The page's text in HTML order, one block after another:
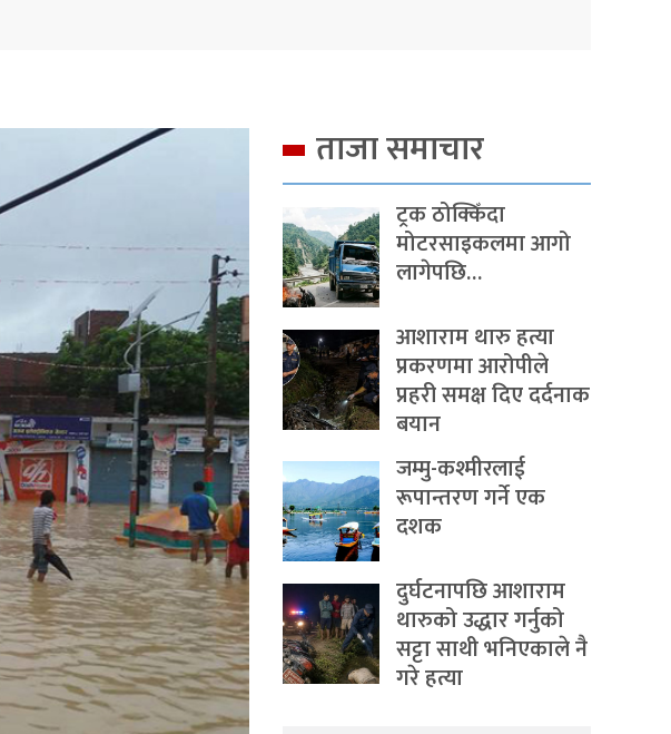
ताजा समाचार
ट्रक ठोक्किँदा
मोटरसाइकलमा आगो
लागेपछि…
आशाराम थारु हत्या
प्रकरणमा आरोपीले
प्रहरी समक्ष दिए दर्दनाक
बयान
जम्मु-कश्मीरलाई
रूपान्तरण गर्ने एक
दशक
दुर्घटनापछि आशाराम
थारुको उद्धार गर्नुको
सट्टा साथी भनिएकाले नै
गरे हत्या